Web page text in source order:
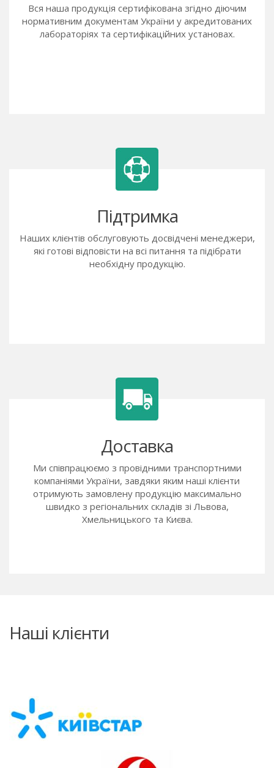
Вся наша продукція сертифікована згідно діючим
нормативним документам України у акредитованих
лабораторіях та сертифікаційних установах.
Підтримка
Наших клієнтів обслуговують досвідчені менеджери,
які готові відповісти на всі питання та підібрати
необхідну продукцію.
Доставка
Ми співпрацюємо з провідними транспортними
компаніями України, завдяки яким наші клієнти
отримують замовлену продукцію максимально
швидко з регіональних складів зі Львова,
Хмельницького та Києва.
Наші клієнти